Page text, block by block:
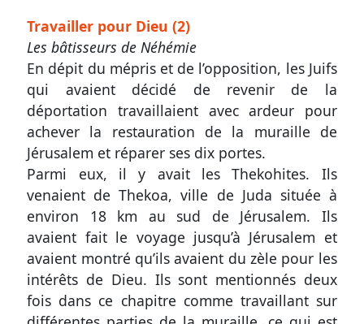
Travailler pour Dieu (2)
Les bâtisseurs de Néhémie
En dépit du mépris et de l’opposition, les Juifs
qui avaient décidé de revenir de la
déportation travaillaient avec ardeur pour
achever la restauration de la muraille de
Jérusalem et réparer ses dix portes.
Parmi eux, il y avait les Thekohites. Ils
venaient de Thekoa, ville de Juda située à
environ 18 km au sud de Jérusalem. Ils
avaient fait le voyage jusqu’à Jérusalem et
avaient montré qu’ils avaient du zèle pour les
intérêts de Dieu. Ils sont mentionnés deux
fois dans ce chapitre comme travaillant sur
mobile
Exemplaire
papier
Nous
contacter
Signaler
une
erreur